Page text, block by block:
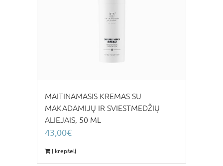
MAITINAMASIS KREMAS SU
MAKADAMIJŲ IR SVIESTMEDŽIŲ
ALIEJAIS, 50 ML
43,00€
Į krepšelį